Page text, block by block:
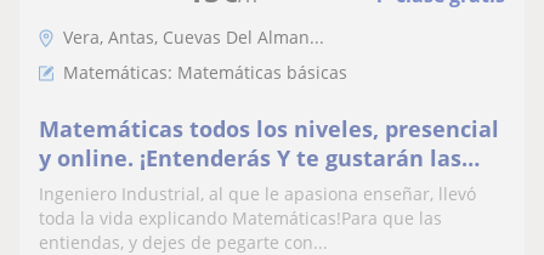
Vera, Antas, Cuevas Del Alman...
Matemáticas: Matemáticas básicas
Matemáticas todos los niveles, presencial
y online. ¡Entenderás Y te gustarán las
Mates!
Ingeniero Industrial, al que le apasiona enseñar, llevó
toda la vida explicando Matemáticas!Para que las
entiendas, y dejes de pegarte con...